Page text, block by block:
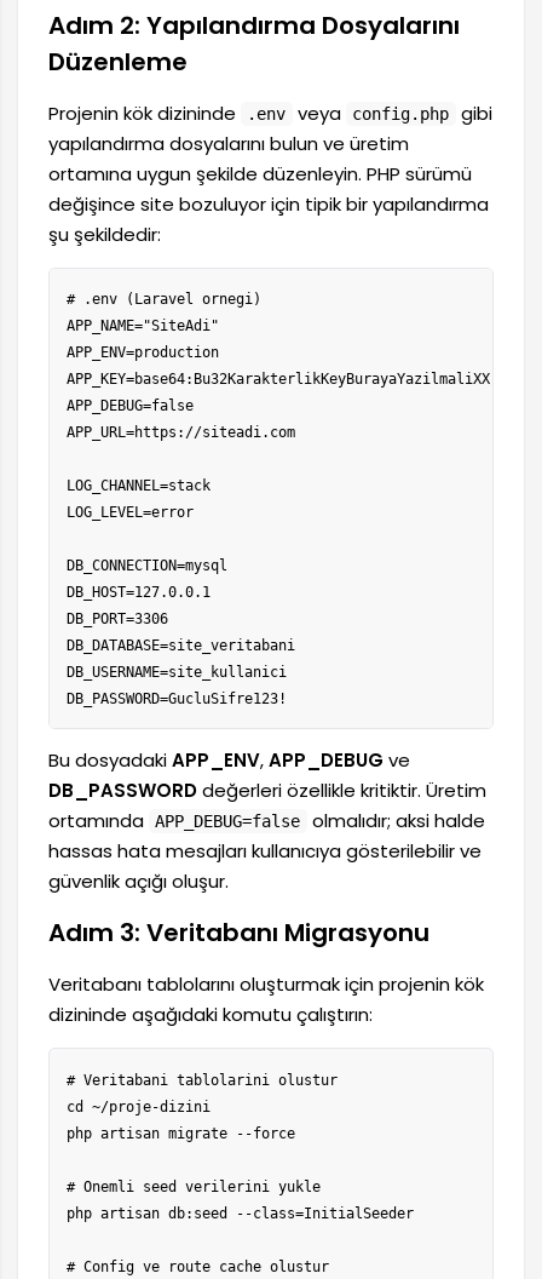
Adım 2: Yapılandırma Dosyalarını
Düzenleme
Projenin kök dizininde .env veya config.php
gibi
yapılandırma dosyalarını bulun ve üretim
ortamına uygun şekilde düzenleyin. PHP sürümü
değişince site bozuluyor için tipik bir yapılandırma
şu şekildedir:
# .env (Laravel ornegi)
APP_NAME="SiteAdi"
APP_ENV=production
APP_KEY=base64:Bu32KarakterlikKeyBurayaYazilmaliXX
APP_DEBUG=false
APP_URL=https://siteadi.com
LOG_CHANNEL=stack
LOG_LEVEL=error
DB_CONNECTION=mysql
DB_HOST=127.0.0.1
DB_PORT=3306
DB_DATABASE=site_veritabani
DB_USERNAME=site_kullanici
DB_PASSWORD=GucluSifre123!
Bu dosyadakiAPP_ENV,APP_DEBUG ve
DB_PASSWORDdeğerleri özellikle kritiktir. Üretim
ortamında APP_DEBUG=false
olmalıdır; aksi halde
hassas hata mesajları kullanıcıya gösterilebilir ve
güvenlik açığı oluşur.
Adım 3: Veritabanı Migrasyonu
Veritabanı tablolarını oluşturmak için projenin kök
dizininde aşağıdaki komutu çalıştırın:
# Veritabani tablolarini olustur
cd ~/proje-dizini
php artisan migrate --force
# Onemli seed verilerini yukle
php artisan db:seed --class=InitialSeeder
# Config ve route cache olustur